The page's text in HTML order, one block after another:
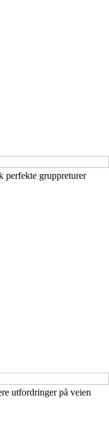
perfekte gruppreturer
utfordringer på veien